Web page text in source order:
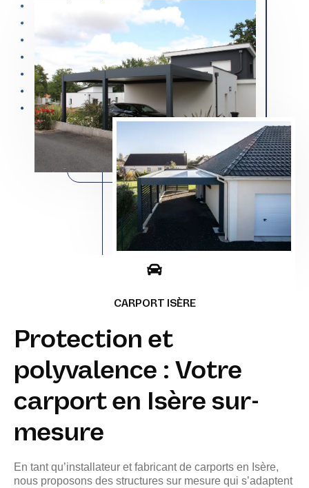
CARPORT ISÈRE
Protection et
polyvalence : Votre
carport en Isère sur-
mesure
En tant qu’installateur et fabricant de carports en Isère,
nous proposons des structures sur mesure qui s’adaptent